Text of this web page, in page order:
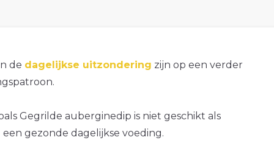
de dagelijkse uitzondering zijn op een verder
Gegrilde auberginedip is niet geschikt als
gezonde dagelijkse voeding.